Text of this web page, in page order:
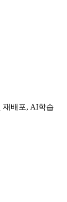
배포, AI학습